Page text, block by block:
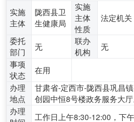
实施
主体
陇西县卫
生健康局
实施
主体
性质
法定机关
委托
部门
无
联办
机构
无
事项
状态
在用
办理
地点
甘肃省-定西市-陇西县巩昌
创园中恒8号楼政务服务大厅
办理
工作日上午8:30-12:00，下